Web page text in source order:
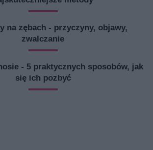
na zębach - przyczyny, objawy,
zwalczanie
- 5 praktycznych sposobów, jak
się ich pozbyć